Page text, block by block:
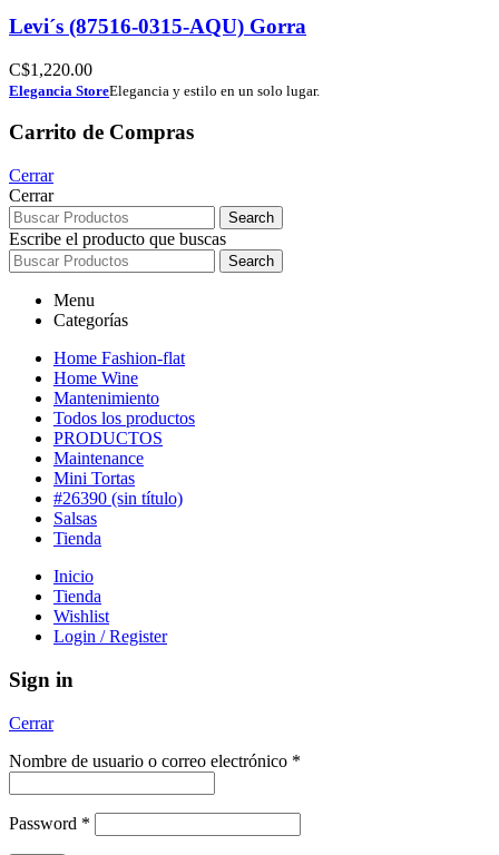
Levi´s (87516-0315-AQU) Gorra
C$1,220.00
Elegancia StoreElegancia y estilo en un solo lugar.
Carrito de Compras
Cerrar
Cerrar
Search
Escribe el producto que buscas
Search
Menu
Categorías
Home Fashion-flat
Home Wine
Mantenimiento
Todos los productos
PRODUCTOS
Maintenance
Mini Tortas
#26390 (sin título)
Salsas
Tienda
Inicio
Tienda
Wishlist
Login / Register
Sign in
Cerrar
Nombre de usuario o correo electrónico *
Password *